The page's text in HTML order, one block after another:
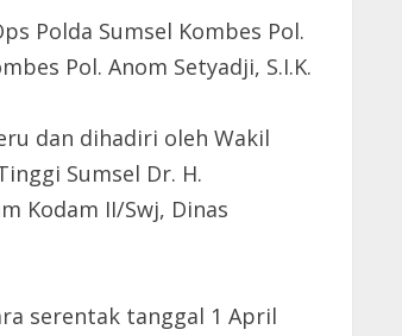
Polda Sumsel Kombes Pol.
Pol. Anom Setyadji, S.I.K.
dan dihadiri oleh Wakil
Sumsel Dr. H.
Kodam II/Swj, Dinas
serentak tanggal 1 April